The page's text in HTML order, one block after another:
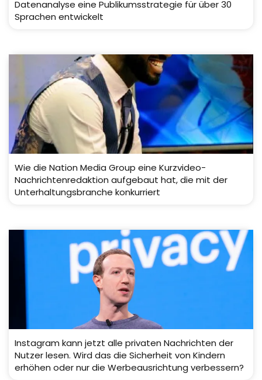
Datenanalyse eine Publikumsstrategie für über 30
Sprachen entwickelt
Wie die Nation Media Group eine Kurzvideo-
Nachrichtenredaktion aufgebaut hat, die mit der
Unterhaltungsbranche konkurriert
Instagram kann jetzt alle privaten Nachrichten der
Nutzer lesen. Wird das die Sicherheit von Kindern
erhöhen oder nur die Werbeausrichtung verbessern?